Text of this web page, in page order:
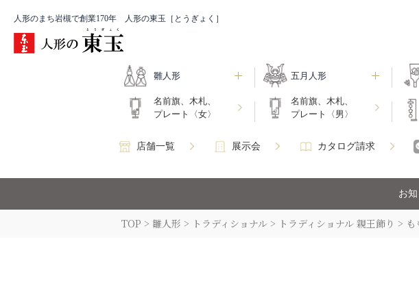
人形のまち岩槻で創業170年 人形の東玉［とうぎょく］
雛人形 五月人形
名前旗、木札、
プレート〈女〉
名前旗、木札、
プレート〈男〉
店舗一覧 展示会 カタログ請求
お
TOP 雛人形 トラディショナル トラディショナル 親王飾り